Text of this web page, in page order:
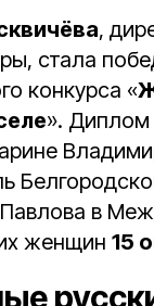
,
стала
конкурса «
». Диплом
в
женщин 15